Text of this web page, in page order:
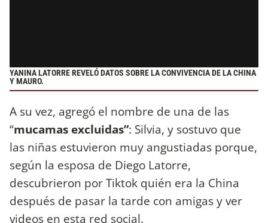
YANINA LATORRE REVELÓ DATOS SOBRE LA CONVIVENCIA DE LA CHINA
Y MAURO.
A su vez, agregó el nombre de una de las
“mucamas excluidas”: Silvia, y sostuvo que
las niñas estuvieron muy angustiadas porque,
según la esposa de Diego Latorre,
descubrieron por Tiktok quién era la China
después de pasar la tarde con amigas y ver
videos en esta red social.